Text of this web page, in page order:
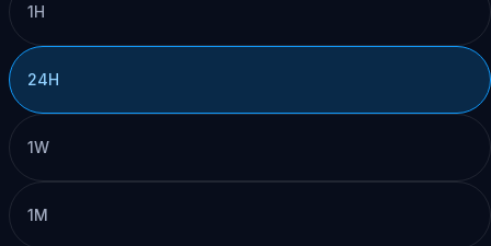
1H
24H
1W
1M